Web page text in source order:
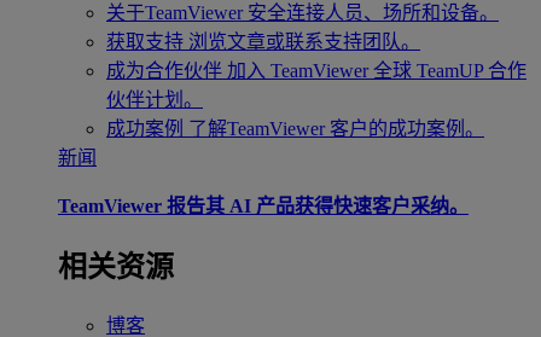
关于TeamViewer 安全连接人员、场所和设备。
获取支持 浏览文章或联系支持团队。
成为合作伙伴 加入 TeamViewer 全球 TeamUP 合作
伙伴计划。
成功案例 了解TeamViewer 客户的成功案例。
新闻
TeamViewer 报告其 AI 产品获得快速客户采纳。
相关资源
博客